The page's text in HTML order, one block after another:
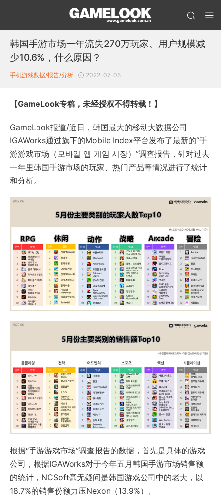
韩国手游市场一年流失270万玩家、用户规模减
少10.6%，什么原因？
手机游戏数据/报告/分析 2022-07-05
【GameLook专稿，未经授权不得转载！】
GameLook报道/近日，韩国最大的移动大数据公司
IGAWorks通过旗下的Mobile Index平台发布了最新的“手
游游戏市场（모바일 앱 게임 시장）”调查报告，针对过去
一年里韩国手游市场的玩家、热门产品等情况进行了统计
和分析。
根据“手游游戏市场”调查报告的数据，首先是具体的游戏
公司，根据IGAWorks对于今年五月韩国手游市场销售额
的统计，NCSoft毫无疑问是韩国游戏公司中的老大，以
18.7%的销售份额力压Nexon（13.9%）、